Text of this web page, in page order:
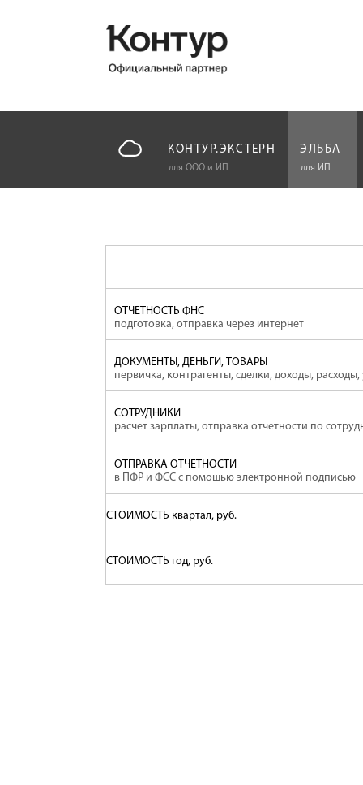
КОНТУР.ЭКСТЕРН
для ООО и ИП
ЭЛЬБА
для ИП
ОТЧЕТНОСТЬ ФНС
подготовка, отправка через интернет
ДОКУМЕНТЫ, ДЕНЬГИ, ТОВАРЫ
первичка, контрагенты, сделки, доходы, расходы,
СОТРУДНИКИ
расчет зарплаты, отправка отчетности по
ОТПРАВКА ОТЧЕТНОСТИ
в ПФР и ФСС с помощью электронной подписью
СТОИМОСТЬ квартал, руб.
СТОИМОСТЬ год, руб.